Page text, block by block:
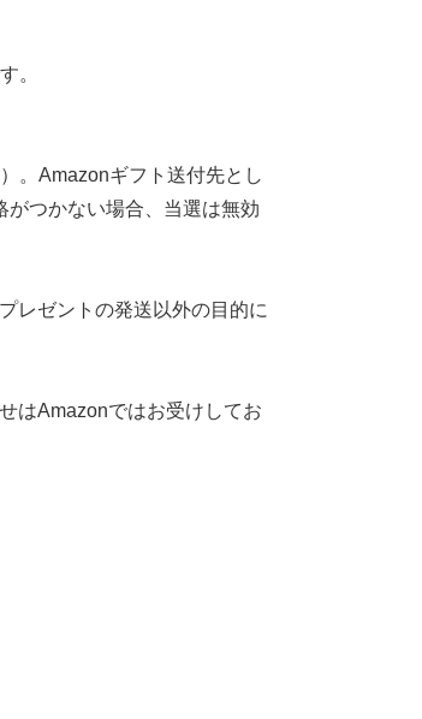
。
。Amazonギフト送付先とし
つかない場合、当選は無効
レゼントの発送以外の目的に
はAmazonではお受けしてお